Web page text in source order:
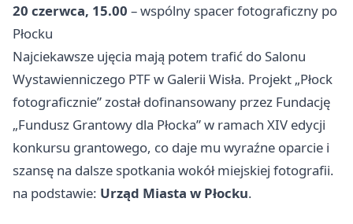
20 czerwca, 15.00 – wspólny spacer fotograficzny po
Płocku
Najciekawsze ujęcia mają potem trafić do Salonu
Wystawienniczego PTF w Galerii Wisła. Projekt „Płock
fotograficznie” został dofinansowany przez Fundację
„Fundusz Grantowy dla Płocka” w ramach XIV edycji
konkursu grantowego, co daje mu wyraźne oparcie i
szansę na dalsze spotkania wokół miejskiej fotografii.
na podstawie: Urząd Miasta w Płocku.